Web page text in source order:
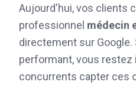
Aujourd'hui, vos clients
professionnel médecin
directement sur
performant, vous
concurrents capter ces